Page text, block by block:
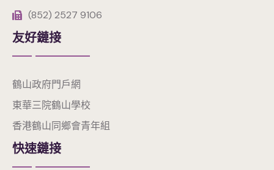
(852) 2527 9106
友好鏈接
鶴山政府門戶網
東華三院鶴山學校
香港鶴山同鄉會青年組
快速鏈接